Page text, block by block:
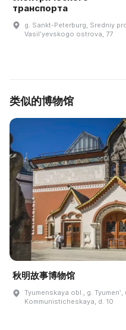
транспорта
g. Sankt-Peterburg, Sredniy
Vasilʹyevskogo ostrova, 77
类似的博物馆
秋明故事博物馆
Tyumenskaya obl., g. Tyumenʹ,
Kommunisticheskaya, d. 10